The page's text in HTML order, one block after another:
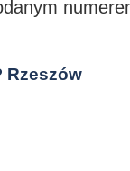
Rzeszów